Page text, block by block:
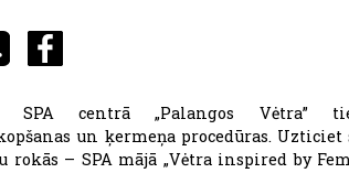
SPA centrā „Palangos Vėtra”
un ķermeņa procedūras.
rokās – SPA mājā „Vėtra inspired by